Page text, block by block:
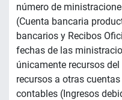
número de
(Cuenta bancaria
bancarios y Recibos
fechas de las
únicamente recursos
recursos a otras
contables (Ingresos